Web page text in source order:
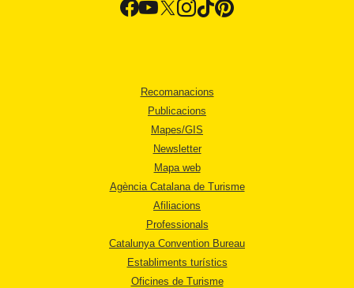
Recomanacions
Publicacions
Mapes/GIS
Newsletter
Mapa web
Agència Catalana de Turisme
Afiliacions
Professionals
Catalunya Convention Bureau
Establiments turístics
Oficines de Turisme